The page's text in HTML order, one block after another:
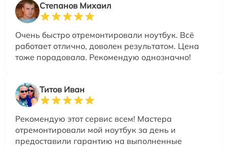
Степанов Михаил
Очень быстро отремонтировали ноутбук. Всё
работает отлично, доволен результатом. Цена
тоже порадовала. Рекомендую однозначно!
Титов Иван
Рекомендую этот сервис всем! Мастера
отремонтировали мой ноутбук за день и
предоставили гарантию на выполненные